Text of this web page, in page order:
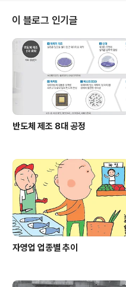
만난 ‘자낳세’들은 대체적으로 주식에
어든 흐름을 보였다. ■관련기사 [다시
세’ 보고서] (상) 2년 전 젊은 동학개미
요? 주식 투자 포기 못해요, 그때도 지
줄’이니까
이 블로그 인기글
반도체 제조 8대 공정
자영업 업종별 추이